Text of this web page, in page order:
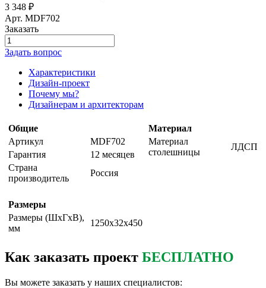
3 348 ₽
Арт. MDF702
Заказать
Задать вопрос
Характеристики
Дизайн-проект
Почему мы?
Дизайнерам и архитекторам
Общие
Артикул
MDF702
Гарантия
12 месяцев
Страна
производитель
Россия
Размеры
Размеры (ШxГxВ),
мм
1250х32х450
Материал
Материал
столешницы
ЛДСП
Как заказать проект БЕСПЛАТНО
Вы можете заказать у наших специалистов: